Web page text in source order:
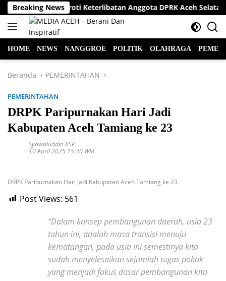
Langsung
ke
konten
Breaking News
Hukum Soroti Keterlibatan Anggota DPRK Aceh Selatan
HOME NEWS NANGGROE POLITIK OLAHRAGA
Beranda PEMERINTAHAN
PEMERINTAHAN
DRPK Paripurnakan Hari Jadi
Kabupaten Aceh Tamiang ke 23
Syawaluddin KSP
10 April 2025 15:30 WIB
DRPK Paripurnakan Hari Jadi Kabupaten Aceh Tamiang ke 23.
Post Views: 561
“Dalam konsep pembangunan daerah, usia 23
tahun ini, adalah masa transisi menuju
kematangan, pada usia ini semestinya kita
sudah menyelesaikan sejumlah tugas pokok
yang menjadi fokus dasar pembangunan kita